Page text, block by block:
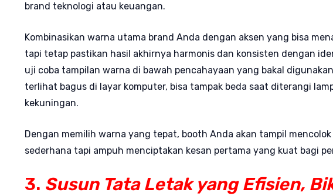
brand teknologi atau keuangan.
Kombinasikan warna utama brand Anda dengan aksen yang bisa
tapi tetap pastikan hasil akhirnya harmonis dan konsisten dengan
uji coba tampilan warna di bawah pencahayaan yang bakal
terlihat bagus di layar komputer, bisa tampak beda saat diterangi
kekuningan.
Dengan memilih warna yang tepat, booth Anda akan tampil
sederhana tapi ampuh menciptakan kesan pertama yang kuat bagi
3. Susun Tata Letak yang Efisien,